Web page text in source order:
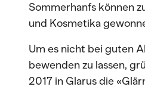
Sommerhanfs können
und Kosmetika
Um es nicht bei guten
bewenden zu lassen,
2017 in Glarus die